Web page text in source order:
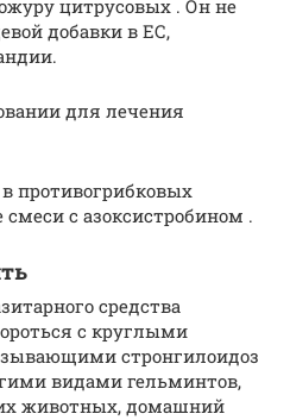
цитрусовых . Он не
добавки в ЕС,
для лечения
противогрибковых
с азоксистробином .
средства
с круглыми
стронгилоидоз
видами гельминтов,
животных, домашний